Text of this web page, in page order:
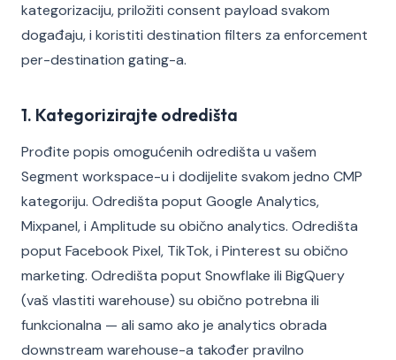
kategorizaciju, priložiti consent payload svakom
događaju, i koristiti destination filters za enforcement
per-destination gating-a.
1. Kategorizirajte odredišta
Prođite popis omogućenih odredišta u vašem
Segment workspace-u i dodijelite svakom jedno CMP
kategoriju. Odredišta poput Google Analytics,
Mixpanel, i Amplitude su obično analytics. Odredišta
poput Facebook Pixel, TikTok, i Pinterest su obično
marketing. Odredišta poput Snowflake ili BigQuery
(vaš vlastiti warehouse) su obično potrebna ili
funkcionalna — ali samo ako je analytics obrada
downstream warehouse-a također pravilno